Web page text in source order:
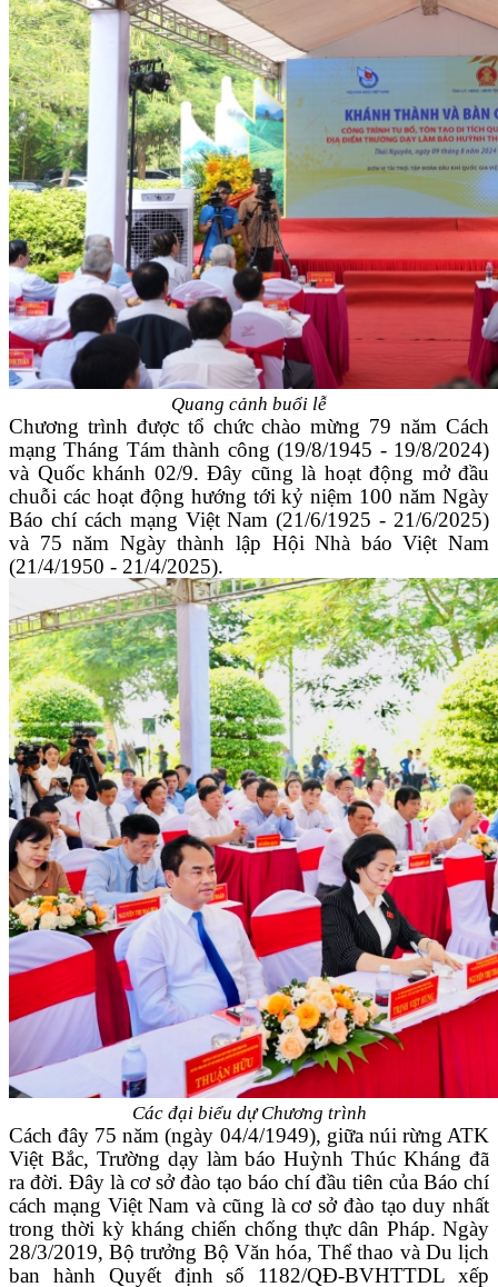
Quang cảnh buổi lễ
Chương trình được tổ chức chào mừng 79 năm Cách
mạng Tháng Tám thành công (19/8/1945 - 19/8/2024)
và Quốc khánh 02/9. Đây cũng là hoạt động mở đầu
chuỗi các hoạt động hướng tới kỷ niệm 100 năm Ngày
Báo chí cách mạng Việt Nam (21/6/1925 - 21/6/2025)
và 75 năm Ngày thành lập Hội Nhà báo Việt Nam
(21/4/1950 - 21/4/2025).
Các đại biểu dự Chương trình
Cách đây 75 năm (ngày 04/4/1949), giữa núi rừng ATK
Việt Bắc, Trường dạy làm báo Huỳnh Thúc Kháng đã
ra đời. Đây là cơ sở đào tạo báo chí đầu tiên của Báo chí
cách mạng Việt Nam và cũng là cơ sở đào tạo duy nhất
trong thời kỳ kháng chiến chống thực dân Pháp. Ngày
28/3/2019, Bộ trưởng Bộ Văn hóa, Thể thao và Du lịch
ban hành Quyết định số 1182/QĐ-BVHTTDL xếp